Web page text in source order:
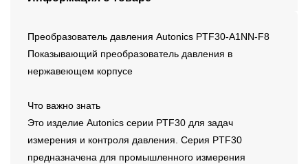
Преобразователь давления Autonics PTF30-A1NN-F8
Показывающий преобразователь давления в
нержавеющем корпусе
Что важно знать
Это изделие Autonics серии PTF30 для задач
измерения и контроля давления. Серия PTF30
предназначена для промышленного измерения